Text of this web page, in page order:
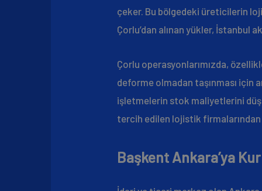
çeker. Bu bölgedeki üreticilerin
Çorlu’dan alınan yükler, İstanbul
Çorlu operasyonlarımızda,
deforme olmadan taşınması için
işletmelerin stok maliyetlerini
tercih edilen lojistik
Başkent Ankara’ya